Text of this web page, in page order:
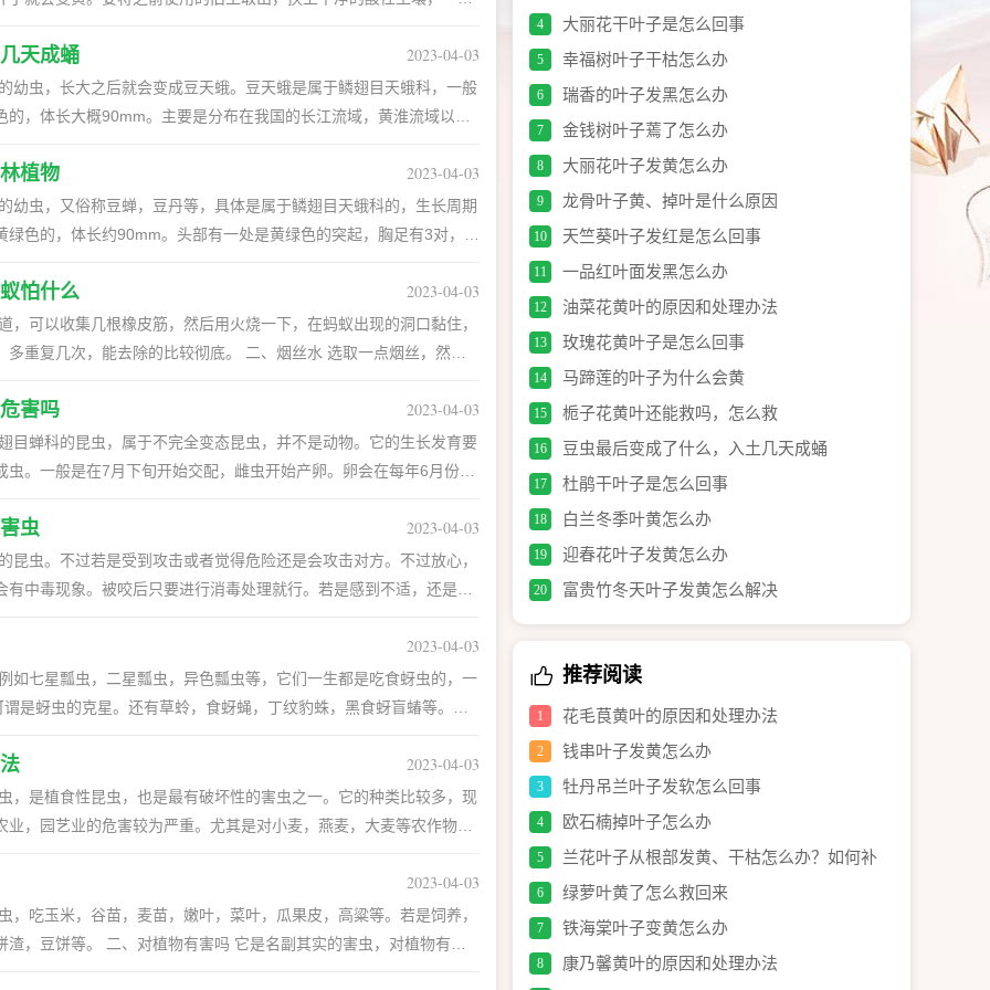
将积水倒出。并加强养殖环境的通风性，减少浇水量，等植株缓一
定不要让植株被暴晒，要将它安放到通风性良好阴凉处，并加强补
黄了。 二、叶子为何有黑点 它的叶片上有斑点多是浇水不当导致
。应注意控水，并多多开窗，加强通风，最好是用点杀菌药进行改
天成蛹
幼虫，长大之后就会变成豆天蛾。豆天蛾是属于鳞翅目天蛾科，一般
，体长大概90mm。主要是分布在我国的长江流域，黄淮流域以及
上层越冬的，第二年春季会移到表上层开始化蛹。具体时间是在每年
期，羽化成成虫之后大概半小时就可飞翔活动。成虫白天的活动是很
很强，喜欢吃食花蜜，有趋光性。 三、怎么进行防治 种
人工进行捕捉。成虫有趋光性，可还可利用黑光灯诱杀。若是虫害
2023-04-03
植物
幼虫，又俗称豆蝉，豆丹等，具体是属于鳞翅目天蛾科的，生长周期
色的，体长约90mm。头部有一处是黄绿色的突起，胸足有3对，尾
，长江流域以及华南地区。成虫多昼伏夜出，白天在作物茎秆中部
还喜欢吸食花蜜，对黑灯光有趋性。另外，在植株生长茂密，土壤
可套种油菜，让大豆害虫得到控制。还可人工捕捉，也可用喷洒药
螟蛤都行。喷药的时候最好选在下午进行，效果会更好。
2023-04-03
怕什么
除的比较彻底。 二、烟丝水 选取一点烟丝，然后
去除干净。 三、樟脑丸 蚂蚁也比较害怕樟脑丸的味
收集好樟脑丸，然后碾碎成粉末之后，放在蚂蚁经常出没的地方，能
粉兑水稀释成溶液，然后涂抹在蚂蚁行动的路线上，使洗衣粉溶液
2023-04-03
害吗
目蝉科的昆虫，属于不完全变态昆虫，并不是动物。它的生长发育要
。一般是在7月下旬开始交配，雌虫开始产卵。卵会在每年6月份开
产卵时，会将产卵器插入树枝的木质部分，插进去就是一个洞，枝
到水分，养分，时间久了树枝就会枯死。 三、主要价值 金
，微量元素等，食用价值极高。此外，还有一定的药用价值。它体
低胆固醇，可改善内分泌，也有预防心血光疾病的作用。
2023-04-03
虫
昆虫。不过若是受到攻击或者觉得危险还是会攻击对方。不过放心，
中毒现象。被咬后只要进行消毒处理就行。若是感到不适，还是建
天或者黑夜时都会取食，但多数是在傍晚取食。通常都是以灌木或
危害的是栎类的树木。 三、怎么防治 1、人工捕杀：
特性进行人工捕杀。可将其震落，利用傍晚成虫下树是捕杀。 2、生
2023-04-03
如七星瓢虫，二星瓢虫，异色瓢虫等，它们一生都是吃食蚜虫的，一
是蚜虫的克星。还有草蛉，食蚜蝇，丁纹豹蛛，黑食蚜盲蝽等。其
的天敌。在管理作物或植株期间一定尽量少喷洒广谱性的农药，尤
饲养释放蚜虫的天敌。 2、人工防治：秋冬季的时候
要结合修剪，将残花，被害的枝梢剪掉，烧毁。落叶后将残枝落叶
吡虫啉，马拉松乳剂或者抗蚜威等就行。也可自己用辣椒水，洗衣
药时最好加入适量的肥皂水增加粘附力，提高效果。
2023-04-03
，是植食性昆虫，也是最有破坏性的害虫之一。它的种类比较多，现
，园艺业的危害较为严重。尤其是对小麦，燕麦，大麦等农作物。
50%杀螟松乳剂1000倍液，40%吡虫啉水溶剂1500～2000倍液或者
。还可用洗衣粉，尿素和水进行混合喷洒，连续喷洒两三次就能见
2023-04-03
，吃玉米，谷苗，麦苗，嫩叶，菜叶，瓜果皮，高粱等。若是饲养，
副其实的害虫，对植物有很
2023-04-03
4 大丽花干叶子是怎么回事
5 幸福树叶子干枯怎么办
6 瑞香的叶子发黑怎么办
7 金钱树叶子蔫了怎么办
8 大丽花叶子发黄怎么办
9 龙骨叶子黄、掉叶是什么原因
10 天竺葵叶子发红是怎么回事
11 一品红叶面发黑怎么办
12 油菜花黄叶的原因和处理办法
13 玫瑰花黄叶子是怎么回事
14 马蹄莲的叶子为什么会黄
15 栀子花黄叶还能救吗，怎么救
16 豆虫最后变成了什么，入土几天成蛹
17 杜鹃干叶子是怎么回事
18 白兰冬季叶黄怎么办
19 迎春花叶子发黄怎么办
20 富贵竹冬天叶子发黄怎么解决
推荐阅读
1 花毛茛黄叶的原因和处理办法
2 钱串叶子发黄怎么办
3 牡丹吊兰叶子发软怎么回事
4 欧石楠掉叶子怎么办
5
兰花叶子从根部发黄、干枯怎么办？如何补
救？
6 绿萝叶黄了怎么救回来
7 铁海棠叶子变黄怎么办
8
康乃馨黄叶的原因和处理办法